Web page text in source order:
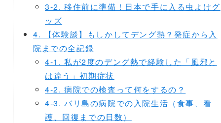
3-2. 移住前に準備！日本で手に入る虫よけグ
ッズ
4. 【体験談】もしかしてデング熱？発症から入
院までの全記録
4-1. 私が2度のデング熱で経験した「風邪と
は違う」初期症状
4-2. 病院での検査って何をするの？
4-3. バリ島の病院での入院生活（食事、看
護、回復までの日数）